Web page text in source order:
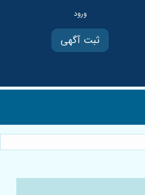
ثبت آگهی